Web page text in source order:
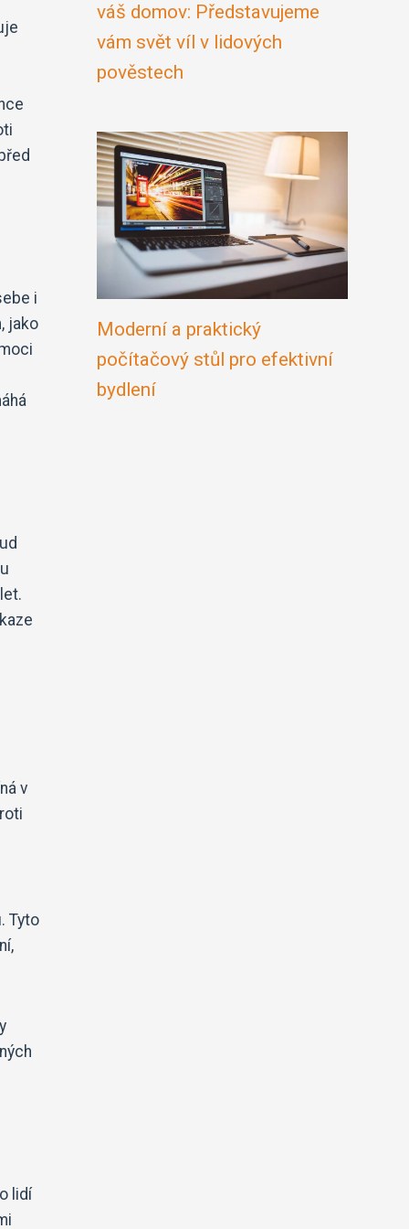
i
jako
v
Tyto
lidí
váš domov: Představujeme
vám svět víl v lidových
pověstech
Moderní a praktický
počítačový stůl pro efektivní
bydlení